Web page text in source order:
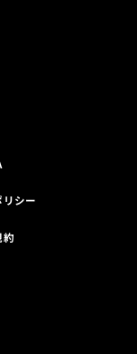
シー
約